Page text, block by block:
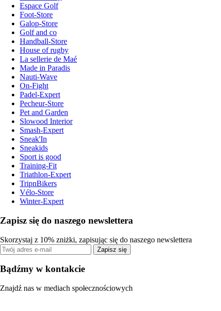
Espace Golf
Foot-Store
Galop-Store
Golf and co
Handball-Store
House of rugby
La sellerie de Maé
Made in Paradis
Nauti-Wave
On-Fight
Padel-Expert
Pecheur-Store
Pet and Garden
Slowood Interior
Smash-Expert
Sneak'In
Sneakids
Sport is good
Training-Fit
Triathlon-Expert
TripnBikers
Vélo-Store
Winter-Expert
Zapisz się do naszego newslettera
Skorzystaj z 10% zniżki, zapisując się do naszego newslettera
Zapisz się
Bądźmy w kontakcie
Znajdź nas w mediach społecznościowych